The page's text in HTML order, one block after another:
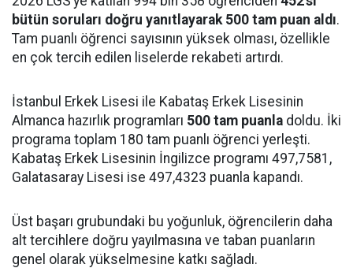
bütün soruları doğru yanıtlayarak 500 tam puan aldı.
Tam puanlı öğrenci sayısının yüksek olması, özellikle
en çok tercih edilen liselerde rekabeti artırdı.
İstanbul Erkek Lisesi ile Kabataş Erkek Lisesinin
Almanca hazırlık programları 500 tam puanla doldu. İki
programa toplam 180 tam puanlı öğrenci yerleşti.
Kabataş Erkek Lisesinin İngilizce programı 497,7581,
Galatasaray Lisesi ise 497,4323 puanla kapandı.
Üst başarı grubundaki bu yoğunluk, öğrencilerin daha
alt tercihlere doğru yayılmasına ve taban puanların
genel olarak yükselmesine katkı sağladı.